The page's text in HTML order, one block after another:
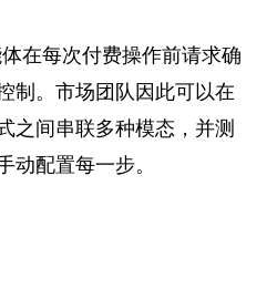
体在每次付费操作前请求确
制。市场团队因此可以在
之间串联多种模态，并测
动配置每一步。